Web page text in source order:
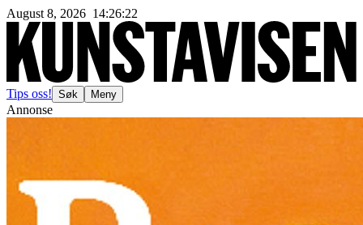
August 8, 2026 14:26:24
Tips oss! Søk Meny
Annonse